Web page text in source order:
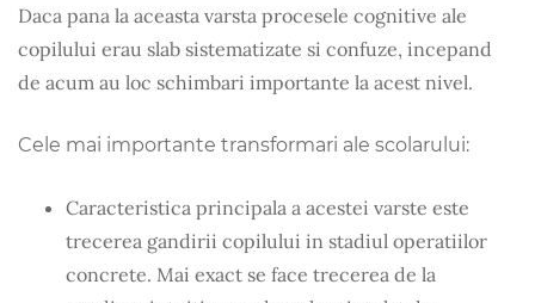
Daca pana la aceasta varsta procesele cognitive ale
copilului erau slab sistematizate si confuze, incepand
de acum au loc schimbari importante la acest nivel.
Cele mai importante transformari ale scolarului:
Caracteristica principala a acestei varste este
trecerea gandirii copilului in stadiul operatiilor
concrete. Mai exact se face trecerea de la